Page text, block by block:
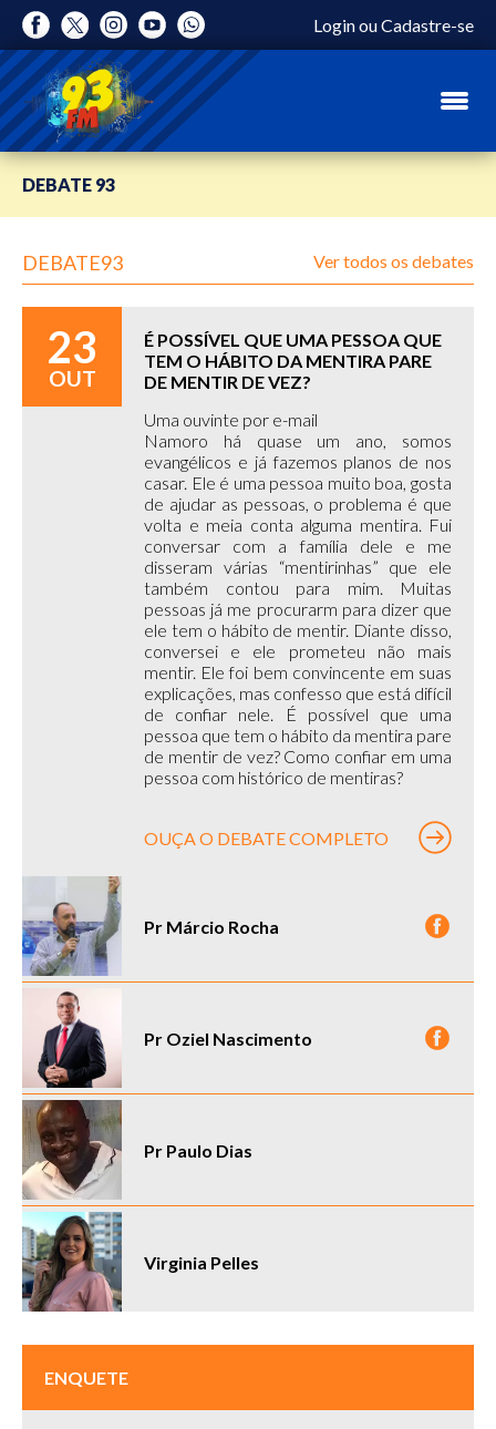
LoginouCadastre-se
DEBATE 93
DEBATE93 Ver todos os debates
23
OUT
É POSSÍVEL QUE UMA PESSOA QUE
TEM O HÁBITO DA MENTIRA PARE
DE MENTIR DE VEZ?
Uma ouvinte por e-mail
Namoro há quase um ano, somos
evangélicos e já fazemos planos de nos
casar. Ele é uma pessoa muito boa, gosta
de ajudar as pessoas, o problema é que
volta e meia conta alguma mentira. Fui
conversar com a família dele e me
disseram várias “mentirinhas” que ele
também contou para mim. Muitas
pessoas já me procurarm para dizer que
ele tem o hábito de mentir. Diante disso,
conversei e ele prometeu não mais
mentir. Ele foi bem convincente em suas
explicações, mas confesso que está difícil
de confiar nele. É possível que uma
pessoa que tem o hábito da mentira pare
de mentir de vez? Como confiar em uma
pessoa com histórico de mentiras?
OUÇA O DEBATE COMPLETO
Pr Márcio Rocha
Pr Oziel Nascimento
Pr Paulo Dias
Virginia Pelles
ENQUETE